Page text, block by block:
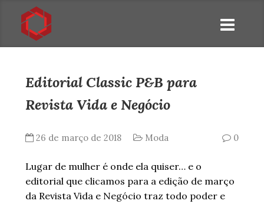
Editorial Classic P&B para
Revista Vida e Negócio
26 de março de 2018 Moda 0
Lugar de mulher é onde ela quiser… e o
editorial que clicamos para a edição de março
da Revista Vida e Negócio traz todo poder e